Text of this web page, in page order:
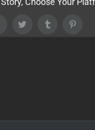
FacebookTwitter Tumblr